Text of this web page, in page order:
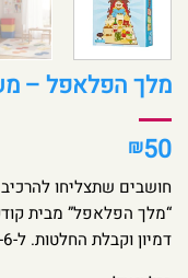
מלך הפלאפל –
₪50
חושבים שתצליחו
“מלך הפלאפל” מבית
דמיון וקבלת החלטות. ל-2-6 משתתפים.